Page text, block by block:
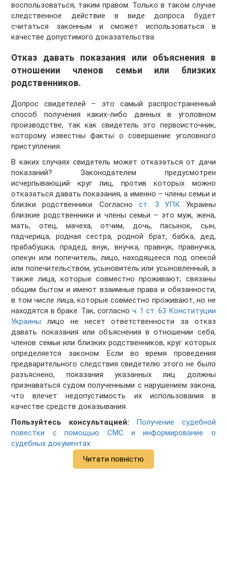
воспользоваться, таким правом. Только в таком случае
следственное действие в виде допроса будет
считаться законным и сможет использоваться в
качестве допустимого доказательства.
Отказ давать показания или объяснения в
отношении членов семьи или близких
родственников.
Допрос свидетелей – это самый распространенный
способ получения каких-либо данных в уголовном
производстве, так как свидетель это первоисточник,
которому известны факты о совершение уголовного
приступления.
В каких случаях свидетель может отказаться от дачи
показаний? Законодателем предусмотрен
исчерпывающий круг лиц, против которых можно
отказаться давать показания, а именно – члены семьи и
близки родственники. Согласно ст. 3 УПК Украины
близкие родственники и члены семьи – это муж, жена,
мать, отец, мачеха, отчим, дочь, пасынок, сын,
падчерица, родная сестра, родной брат, бабка, дед,
прабабушка, прадед, внук, внучка, правнук, правнучка,
опекун или попечитель, лицо, находящееся под опекой
или попечительством, усыновитель или усыновленный, а
также лица, которые совместно проживают, связаны
общим бытом и имеют взаимные права и обязанности,
в том числе лица, которые совместно проживают, но не
находятся в браке. Так, согласно ч. 1 ст. 63 Конституции
Украины лицо не несет ответственности за отказ
давать показания или объяснения в отношении себя,
членов семьи или близких родственников, круг которых
определяется законом. Если во время проведения
предварительного следствия свидетелю этого не было
разъяснено, показания указанных лиц должны
признаваться судом полученными с нарушением закона,
что влечет недопустимость их использования в
качестве средств доказывания.
Пользуйтесь консультацией: Получение судебной
повестки с помощью СМС и информирование о
судебных документах
Читати повністю